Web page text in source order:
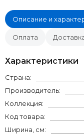
Описание и
Оплата
Характеристики
Страна:
Производитель:
Коллекция:
Код товара:
Ширина, см: